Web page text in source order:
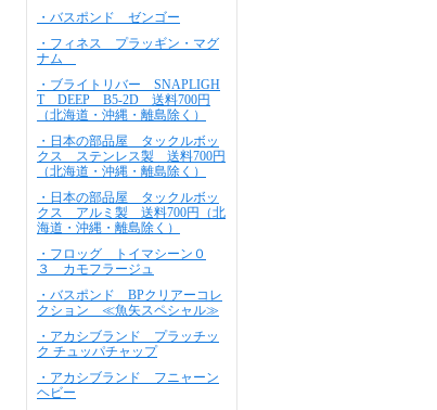
・バスポンド ゼンゴー
・フィネス プラッギン・マグ
ナム
・ブライトリバー SNAPLIGH
T DEEP B5-2D 送料700円
（北海道・沖縄・離島除く）
・日本の部品屋 タックルボッ
クス ステンレス製 送料700円
（北海道・沖縄・離島除く）
・日本の部品屋 タックルボッ
クス アルミ製 送料700円（北
海道・沖縄・離島除く）
・フロッグ トイマシーン０
３ カモフラージュ
・バスポンド BPクリアーコレ
クション ≪魚矢スペシャル≫
・アカシブランド プラッチッ
ク チュッパチャップ
・アカシブランド フニャーン
ヘビー